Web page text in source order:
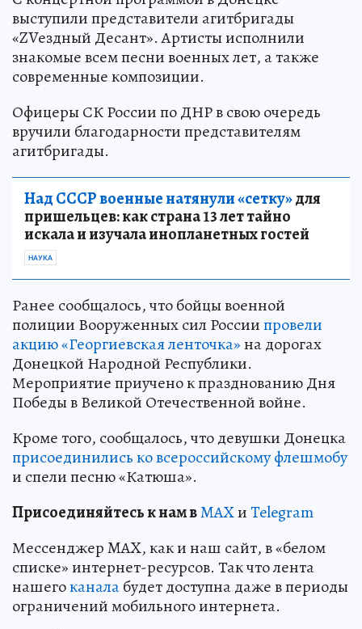
выступили представители агитбригады
«ZVездный Десант». Артисты исполнили
знакомые всем песни военных лет, а также
современные композиции.
Офицеры СК России по ДНР в свою очередь
вручили благодарности представителям
агитбригады.
Над СССР военные натянули «сетку»для
пришельцев: как страна 13 лет тайно
искала и изучала инопланетных гостей
НАУКА
Ранее сообщалось, что бойцы военной
полиции Вооруженных сил Россиипровели
акцию «Георгиевская ленточка»на дорогах
Донецкой Народной Республики.
Мероприятие приучено к празднованию Дня
Победы в Великой Отечественной войне.
Кроме того, сообщалось, что девушки Донецка
присоединились ко всероссийскому флешмобу
и спели песню «Катюша».
Присоединяйтесь к нам вMAXиTelegram
Мессенджер MAX, как и наш сайт, в «белом
списке» интернет-ресурсов. Так что лента
нашегоканалабудет доступна даже в периоды
ограничений мобильного интернета.